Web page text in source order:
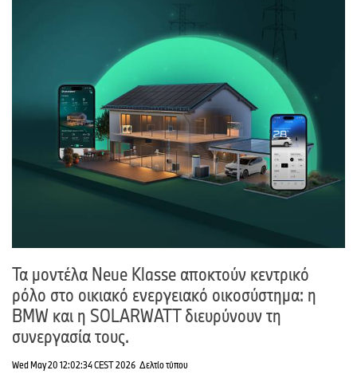
Τα μοντέλα Neue Klasse αποκτούν κεντρικό
ρόλο στο οικιακό ενεργειακό οικοσύστημα: η
BMW και η SOLARWATT διευρύνουν τη
συνεργασία τους.
Wed May 20 12:02:34 CEST 2026 Δελτίο τύπου